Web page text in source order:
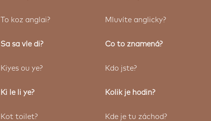
To koz anglai? Mluvíte anglicky?
Sa sa vle di? Co to znamená?
Kiyes ou ye? Kdo jste?
Ki le li ye? Kolik je hodin?
Kot toilet? Kde je tu záchod?